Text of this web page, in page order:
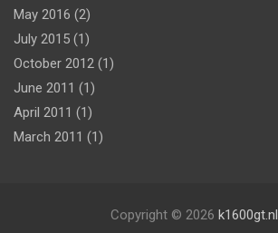
May 2016 (2)
July 2015 (1)
October 2012 (1)
June 2011 (1)
April 2011 (1)
March 2011 (1)
Copyright © 2026 k1600gt.nl